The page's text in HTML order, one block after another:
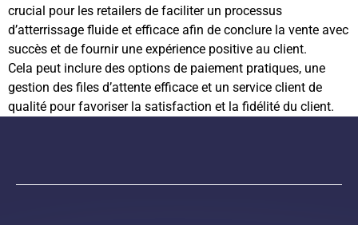
crucial pour les retailers de faciliter un processus
d’atterrissage fluide et efficace afin de conclure la vente avec
succès et de fournir une expérience positive au client.
Cela peut inclure des options de paiement pratiques, une
gestion des files d’attente efficace et un service client de
qualité pour favoriser la satisfaction et la fidélité du client.